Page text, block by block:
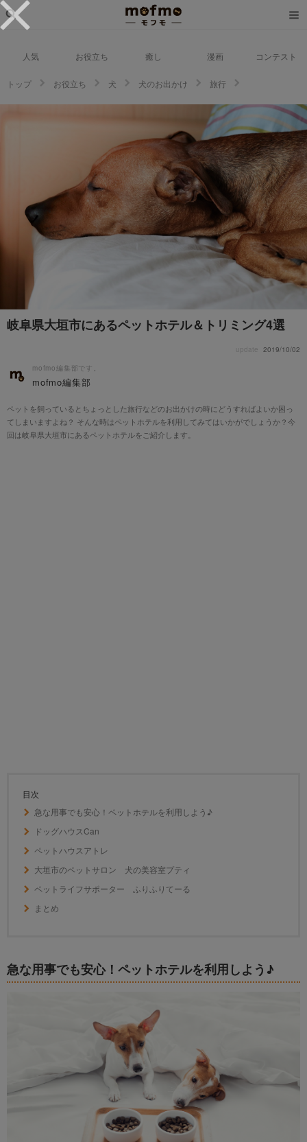
人気 お役立ち 癒し 漫画 コンテスト
トップ お役立ち 犬 犬のお出かけ
旅行
岐阜県大垣市にあるペットホテル＆トリミング4選
update
2019/10/02
mofmo編集部です。
mofmo編集部
ペットを飼っているとちょっとした旅行などのお出かけの時にどうすればよいか困っ
てしまいますよね？ そんな時はペットホテルを利用してみてはいかがでしょうか？今
回は岐阜県大垣市にあるペットホテルをご紹介します。
目次
急な用事でも安心！ペットホテルを利用しよう♪
ドッグハウスCan
ペットハウスアトレ
大垣市のペットサロン 犬の美容室プティ
ペットライフサポーター ふりふりてーる
まとめ
急な用事でも安心！ペットホテルを利用しよう♪